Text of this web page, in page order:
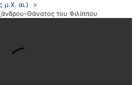
μ.Χ. αι.)
Θάνατος του Φιλίππου